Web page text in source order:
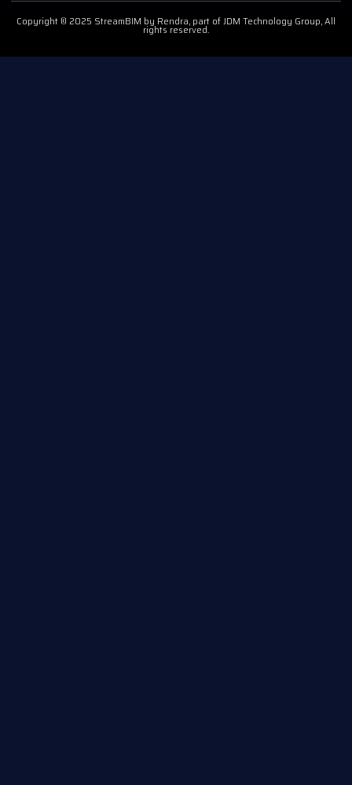
Copyright © 2025 StreamBIM by Rendra, part of JDM Technology Group, All
rights reserved.